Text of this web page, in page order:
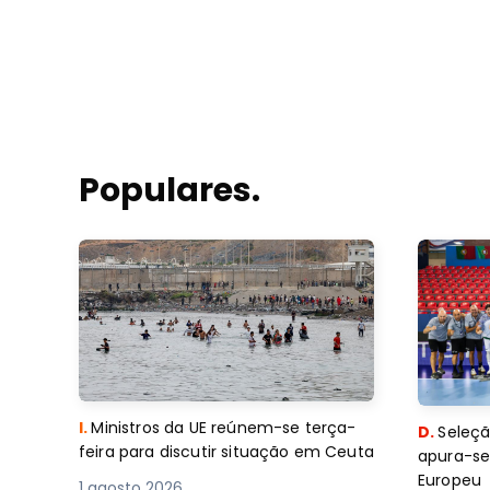
Populares.
I.Ministros da UE reúnem-se terça-
feira para discutir situação em Ceuta
D.
apura-
Europeu